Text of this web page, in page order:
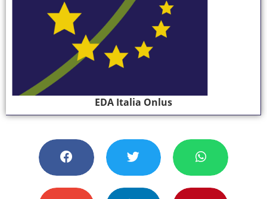
EDA Italia Onlus